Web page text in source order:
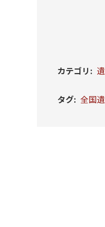
カテゴリ:
タグ: 全国